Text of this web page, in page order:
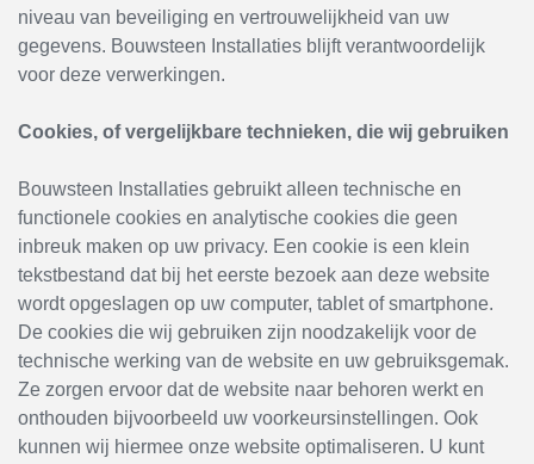
niveau van beveiliging en vertrouwelijkheid van uw
gegevens. Bouwsteen Installaties blijft verantwoordelijk
voor deze verwerkingen.
Cookies, of vergelijkbare technieken, die wij gebruiken
Bouwsteen Installaties gebruikt alleen technische en
functionele cookies en analytische cookies die geen
inbreuk maken op uw privacy. Een cookie is een klein
tekstbestand dat bij het eerste bezoek aan deze website
wordt opgeslagen op uw computer, tablet of smartphone.
De cookies die wij gebruiken zijn noodzakelijk voor de
technische werking van de website en uw gebruiksgemak.
Ze zorgen ervoor dat de website naar behoren werkt en
onthouden bijvoorbeeld uw voorkeursinstellingen. Ook
kunnen wij hiermee onze website optimaliseren. U kunt